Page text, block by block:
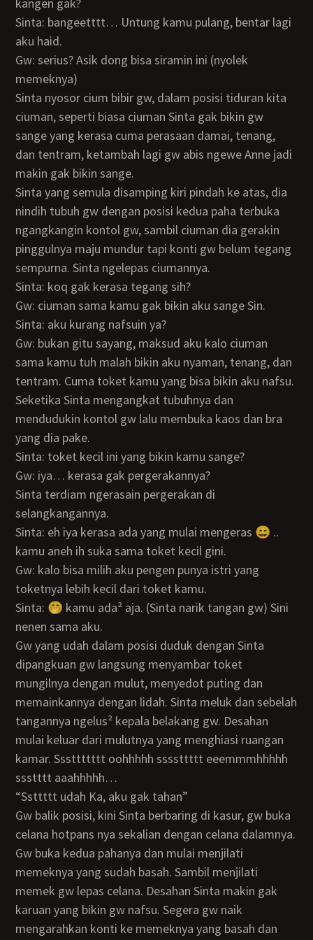
Sinta: bangeetttt… Untung kamu pulang, bentar lagi
aku haid.
Gw: serius? Asik dong bisa siramin ini (nyolek
memeknya)
Sinta nyosor cium bibir gw, dalam posisi tiduran kita
ciuman, seperti biasa ciuman Sinta gak bikin gw
sange yang kerasa cuma perasaan damai, tenang,
dan tentram, ketambah lagi gw abis ngewe Anne jadi
makin gak bikin sange.
Sinta yang semula disamping kiri pindah ke atas, dia
nindih tubuh gw dengan posisi kedua paha terbuka
ngangkangin kontol gw, sambil ciuman dia gerakin
pinggulnya maju mundur tapi konti gw belum tegang
sempurna. Sinta ngelepas ciumannya.
Sinta: koq gak kerasa tegang sih?
Gw: ciuman sama kamu gak bikin aku sange Sin.
Sinta: aku kurang nafsuin ya?
Gw: bukan gitu sayang, maksud aku kalo ciuman
sama kamu tuh malah bikin aku nyaman, tenang, dan
tentram. Cuma toket kamu yang bisa bikin aku nafsu.
Seketika Sinta mengangkat tubuhnya dan
mendudukin kontol gw lalu membuka kaos dan bra
yang dia pake.
Sinta: toket kecil ini yang bikin kamu sange?
Gw: iya… kerasa gak pergerakannya?
Sinta terdiam ngerasain pergerakan di
selangkangannya.
Sinta: eh iya kerasa ada yang mulai mengeras 😄 ..
kamu aneh ih suka sama toket kecil gini.
Gw: kalo bisa milih aku pengen punya istri yang
toketnya lebih kecil dari toket kamu.
Sinta: 🤭 kamu ada² aja. (Sinta narik tangan gw) Sini
nenen sama aku.
Gw yang udah dalam posisi duduk dengan Sinta
dipangkuan gw langsung menyambar toket
mungilnya dengan mulut, menyedot puting dan
memainkannya dengan lidah. Sinta meluk dan sebelah
tangannya ngelus² kepala belakang gw. Desahan
mulai keluar dari mulutnya yang menghiasi ruangan
kamar. Sssttttttt oohhhhh ssssttttt eeemmmhhhhh
ssstttt aaahhhhh…
“Ssttttt udah Ka, aku gak tahan”
Gw balik posisi, kini Sinta berbaring di kasur, gw buka
celana hotpans nya sekalian dengan celana dalamnya.
Gw buka kedua pahanya dan mulai menjilati
memeknya yang sudah basah. Sambil menjilati
memek gw lepas celana. Desahan Sinta makin gak
karuan yang bikin gw nafsu. Segera gw naik
mengarahkan konti ke memeknya yang basah dan